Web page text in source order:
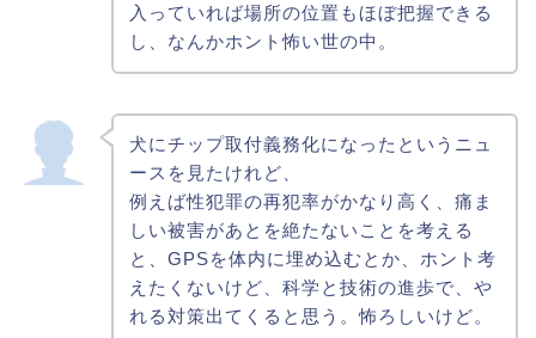
入っていれば場所の位置もほぼ把握できる
し、なんかホント怖い世の中。
犬にチップ取付義務化になったというニュ
ースを見たけれど、
例えば性犯罪の再犯率がかなり高く、痛ま
しい被害があとを絶たないことを考える
と、GPSを体内に埋め込むとか、ホント考
えたくないけど、科学と技術の進歩で、や
れる対策出てくると思う。怖ろしいけど。